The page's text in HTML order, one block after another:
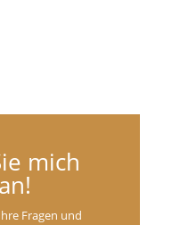
mich
Fragen und